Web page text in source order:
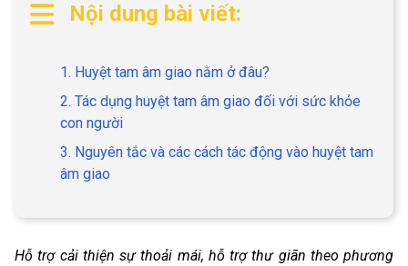
Nội dung bài viết:
1. Huyệt tam âm giao nằm ở đâu?
2. Tác dụng huyệt tam âm giao đối với sức khỏe
con người
3. Nguyên tắc và các cách tác động vào huyệt tam
âm giao
Hỗ trợ cải thiện sự thoải mái, hỗ trợ thư giãn theo phương